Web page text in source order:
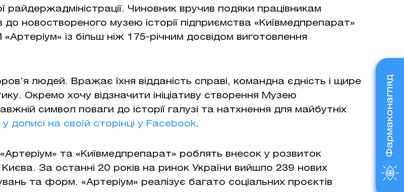
Чиновник вручив подяки працівникам
новоствореного музею історії підприємства «Київмедпрепарат»
із більш ніж 175-річним досвідом виготовлення
людей. Вражає їхня відданість справі, командна єдність і щире
Окремо хочу відзначити ініціативу створення Музею
символ поваги до історії галузі та натхнення для майбутніх
у дописі на своїй сторінці у Facebook.
та «Київмедпрепарат» роблять внесок у розвиток
За останні 20 років на ринок України вийшло 239 нових
та форм. «Артеріум» реалізує багато соціальних проєктів
Фармаконагляд